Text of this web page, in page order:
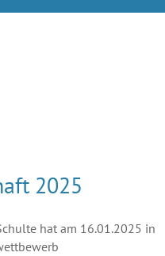
2025
hat am 16.01.2025 in